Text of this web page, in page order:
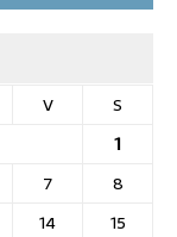
V
S
1
7
8
14
15